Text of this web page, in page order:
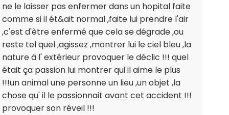
ne le laisser pas enfermer dans un hopital faite
comme si il ét&ait normal ,faite lui prendre l'air
,c'est d'ètre enfermé que cela se dégrade ,ou
reste tel quel ,agissez ,montrer lui le ciel bleu ,la
nature à l' extérieur provoquer le déclic !!! quel
était ça passion lui montrer qui il aime le plus
!!!un animal une personne un lieu ,un objet ,la
chose qu' il le passionnait avant cet accident !!!
provoquer son réveil !!!